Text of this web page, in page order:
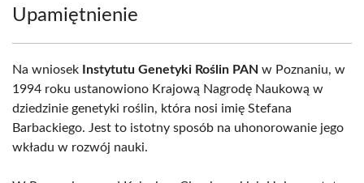
Upamiętnienie
Na wniosek Instytutu Genetyki Roślin PAN w Poznaniu, w
1994 roku ustanowiono Krajową Nagrodę Naukową w
dziedzinie genetyki roślin, która nosi imię Stefana
Barbackiego. Jest to istotny sposób na uhonorowanie jego
wkładu w rozwój nauki.